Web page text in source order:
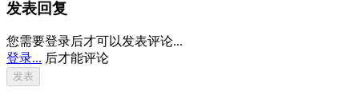
发表回复
您需要登录后才可以发表评论...
登录... 后才能评论